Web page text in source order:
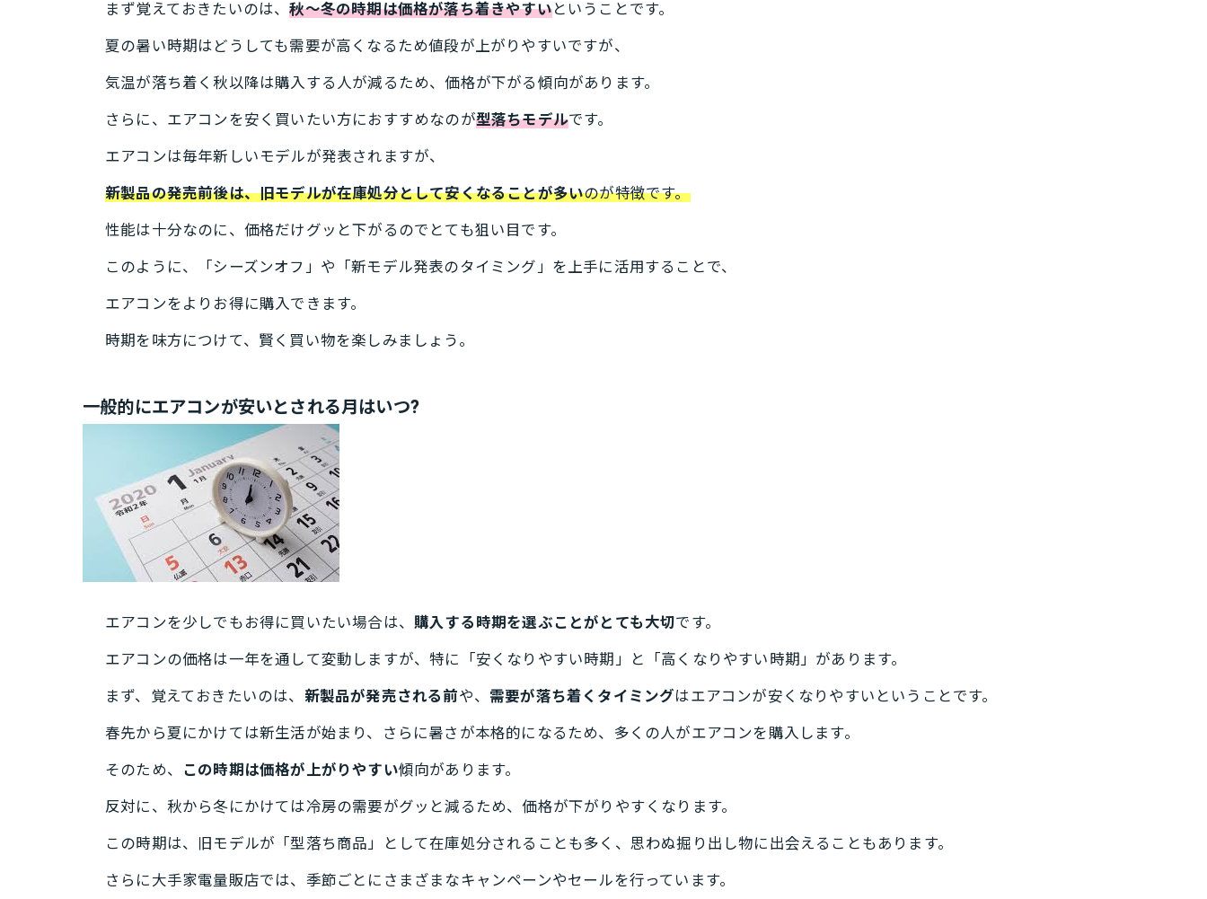
まず覚えておきたいのは、秋〜冬の時期は価格が落ち着きやすいということです。
夏の暑い時期はどうしても需要が高くなるため値段が上がりやすいですが、
気温が落ち着く秋以降は購入する人が減るため、価格が下がる傾向があります。
さらに、エアコンを安く買いたい方におすすめなのが型落ちモデルです。
エアコンは毎年新しいモデルが発表されますが、
新製品の発売前後は、旧モデルが在庫処分として安くなることが多いのが特徴です。
性能は十分なのに、価格だけグッと下がるのでとても狙い目です。
このように、「シーズンオフ」や「新モデル発表のタイミング」を上手に活用することで、
エアコンをよりお得に購入できます。
時期を味方につけて、賢く買い物を楽しみましょう。
一般的にエアコンが安いとされる月はいつ?
エアコンを少しでもお得に買いたい場合は、 購入する時期を選ぶことがとても大切です。
エアコンの価格は一年を通して変動しますが、特に「安くなりやすい時期」と「高くなりやすい時期」があります。
まず、覚えておきたいのは、 新製品が発売される前や、 需要が落ち着くタイミングはエアコンが安くなりやすいということです。
春先から夏にかけては新生活が始まり、さらに暑さが本格的になるため、多くの人がエアコンを購入します。
そのため、 この時期は価格が上がりやすい傾向があります。
反対に、秋から冬にかけては冷房の需要がグッと減るため、価格が下がりやすくなります。
この時期は、旧モデルが「型落ち商品」として在庫処分されることも多く、思わぬ掘り出し物に出会えることもあります。
さらに大手家電量販店では、季節ごとにさまざまなキャンペーンやセールを行っています。